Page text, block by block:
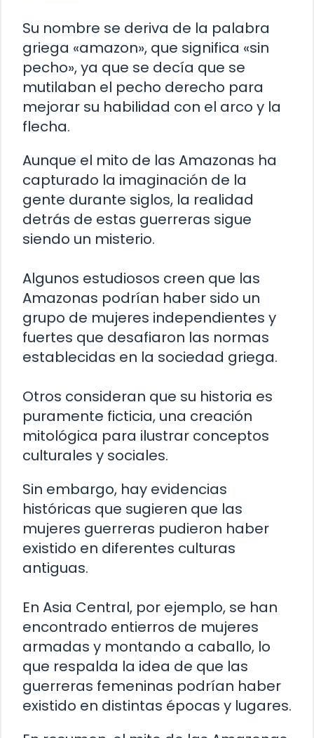
Su nombre se deriva de la palabra
griega «amazon», que significa «sin
pecho», ya que se decía que se
mutilaban el pecho derecho para
mejorar su habilidad con el arco y la
flecha.
Aunque el mito de las Amazonas ha
capturado la imaginación de la
gente durante siglos, la realidad
detrás de estas guerreras sigue
siendo un misterio.
Algunos estudiosos creen que las
Amazonas podrían haber sido un
grupo de mujeres independientes y
fuertes que desafiaron las normas
establecidas en la sociedad griega.
Otros consideran que su historia es
puramente ficticia, una creación
mitológica para ilustrar conceptos
culturales y sociales.
Sin embargo, hay evidencias
históricas que sugieren que las
mujeres guerreras pudieron haber
existido en diferentes culturas
antiguas.
En Asia Central, por ejemplo, se han
encontrado entierros de mujeres
armadas y montando a caballo, lo
que respalda la idea de que las
guerreras femeninas podrían haber
existido en distintas épocas y lugares.